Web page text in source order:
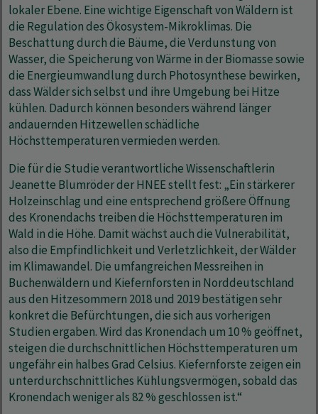
lokaler Ebene. Eine wichtige Eigenschaft von Wäldern ist
die Regulation des Ökosystem-Mikroklimas. Die
Beschattung durch die Bäume, die Verdunstung von
Wasser, die Speicherung von Wärme in der Biomasse sowie
die Energieumwandlung durch Photosynthese bewirken,
dass Wälder sich selbst und ihre Umgebung bei Hitze
kühlen. Dadurch können besonders während länger
andauernden Hitzewellen schädliche
Höchsttemperaturen vermieden werden.
Die für die Studie verantwortliche Wissenschaftlerin
Jeanette Blumröder der HNEE stellt fest: „Ein stärkerer
Holzeinschlag und eine entsprechend größere Öffnung
des Kronendachs treiben die Höchsttemperaturen im
Wald in die Höhe. Damit wächst auch die Vulnerabilität,
also die Empfindlichkeit und Verletzlichkeit, der Wälder
im Klimawandel. Die umfangreichen Messreihen in
Buchenwäldern und Kiefernforsten in Norddeutschland
aus den Hitzesommern 2018 und 2019 bestätigen sehr
konkret die Befürchtungen, die sich aus vorherigen
Studien ergaben. Wird das Kronendach um 10 % geöffnet,
steigen die durchschnittlichen Höchsttemperaturen um
ungefähr ein halbes Grad Celsius. Kiefernforste zeigen ein
unterdurchschnittliches Kühlungsvermögen, sobald das
Kronendach weniger als 82 % geschlossen ist.“